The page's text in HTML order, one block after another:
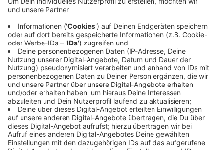
Restaurants, Sportclubs, Kinos - praktisch alles, was
Spaß macht, bleibt dicht. Und nicht nur das: Einige
Regeln werden sogar verschärft. Es kommen zwei
Dinge dazu: In größeren Geschäften dürfen nicht mehr
so viele Kunden rein. Es gilt die Regel: Ein Kunde auf 20
Quadratmetern. Und die Empfehlung für private
Zusammenkünfte wird nochmal enger gefasst: Jetzt
soll man nur noch mit maximal fünf Personen aus dem
eigenen und einem weiteren Haushalt
zusammenkommen. Kinder unter 14 fallen nicht in
diese Regelung. Für die Feiertage wird diese Zahl auf